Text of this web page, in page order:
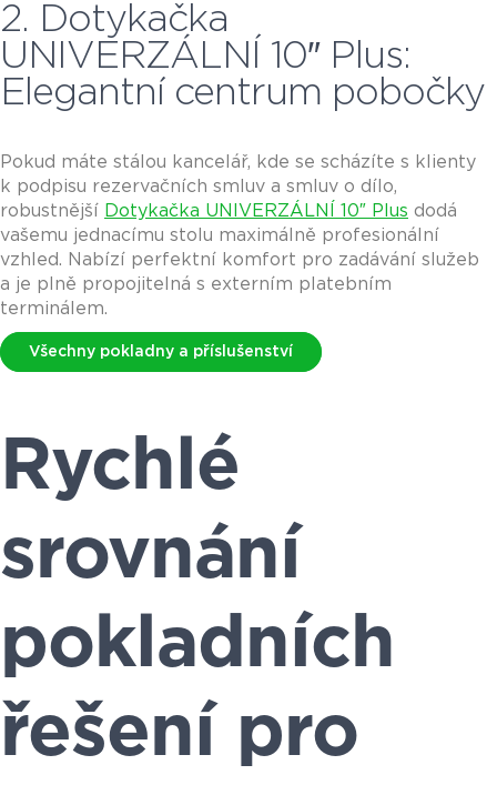
2. Dotykačka
UNIVERZÁLNÍ 10″ Plus:
Elegantní centrum pobočky
Pokud máte stálou kancelář, kde se scházíte s klienty
k podpisu rezervačních smluv a smluv o dílo,
robustnější Dotykačka UNIVERZÁLNÍ 10″ Plus dodá
vašemu jednacímu stolu maximálně profesionální
vzhled. Nabízí perfektní komfort pro zadávání služeb
a je plně propojitelná s externím platebním
terminálem.
Všechny pokladny a příslušenství
Rychlé
srovnání
pokladních
řešení pro